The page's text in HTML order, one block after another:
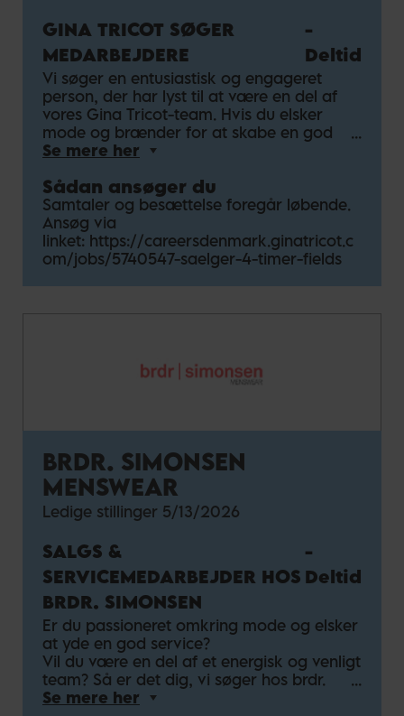
GINA TRICOT SØGER
MEDARBEJDERE
-
Deltid
Vi søger en entusiastisk og engageret
person, der har lyst til at være en del af
vores Gina Tricot-team. Hvis du elsker
mode og brænder for at skabe en god
kundeoplevelse, kan du være præcis den
OM ROLLEN
Som sælger hos Gina Tricot kommer du til
at spille en vigtig rolle i at skabe en positiv
atmosfære for vores kunder. Dine opgaver
omfatter kontinuerligt salg sammen med
for mode og salg. Du trives med at
arbejde i et højt tempo, hvor du altid
weekender og intensive perioder som
julen.
Kvalifikationer:
Tidligere erfaring med detailhandel eller
Passion for mode og trends
Gode kommunikationsfærdigheder
Fleksibel i forhold til arbejdstider
HVAD TILBYDER VI?
Når du starter din karriere hos os, vil du
blive budt velkommen i et team med
fantastiske kollegaer. I Gina Tricot Smile
Academy får du ikke kun viden om
virksomheden og salgsteknikker – du
Se mere her
Sådan ansøger du
Samtaler og besættelse foregår løbende.
Ansøg via
linket: https://careersdenmark.ginatricot.c
om/jobs/5740547-saelger-4-timer-fields
BRDR. SIMONSEN
MENSWEAR
Ledige stillinger 5/13/2026
SALGS &
SERVICEMEDARBEJDER HOS
BRDR. SIMONSEN
-
Deltid
Er du passioneret omkring mode og elsker
at yde en god service?
Vil du være en del af et energisk og venligt
team? Så er det dig, vi søger hos brdr.
Simonsen!
Se mere her